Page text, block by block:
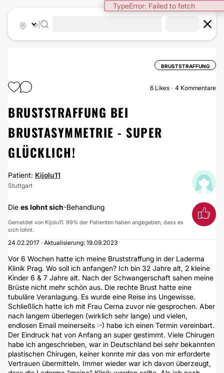
TypeError: Failed to fetch
BRUSTSTRAFFUNG
6 Likes 4 Kommentare
BRUSTSTRAFFUNG BEI
BRUSTASYMMETRIE - SUPER
GLÜCKLICH!
Patient: Kijolu11
Stuttgart
Die es lohnt sich-Behandlung
Gemeldet von Kijolu11. 99% der Patienten haben angegeben, dass es
sich lohnt.
24.02.2017 · Aktualisierung: 19.09.2023
Vor 6 Wochen hatte ich meine Bruststraffung in der Laderma
Klinik Prag. Wo soll ich anfangen? Ich bin 32 Jahre alt, 2 kleine
Kinder 6 & 7 Jahre alt. Nach der Schwangerschaft sahen meine
Brüste nicht mehr schön aus. Die rechte Brust hatte eine
tubuläre Veranlagung. Es wurde eine Reise ins Ungewisse.
Schließlich hatte ich mit Frau Cerna zuvor nie gesprochen. Aber
nach langem überlegen (wirklich sehr lange) und vielen,
endlosen Email meinerseits :-) habe ich einen Termin vereinbart.
Der Eindruck hat von Anfang an super gestimmt. Viele Chirugen
habe ich angeschrieben, war in Deutschland bei sehr bekannten
plastischen Chirugen, keiner konnte mir das von mir erforderte
Vertrauen übermitteln. Immer wieder war ich davon überzeugt,